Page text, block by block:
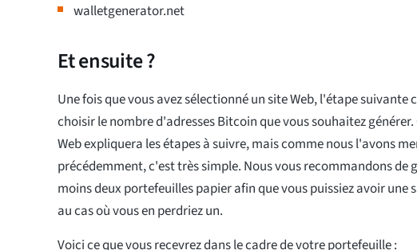
walletgenerator.net
Et ensuite ?
Une fois que vous avez sélectionné un site Web, l'étape suivante
choisir le nombre d'adresses Bitcoin que vous souhaitez
Web expliquera les étapes à suivre, mais comme nous l'avons
précédemment, c'est très simple. Nous vous recommandons de
moins deux portefeuilles papier afin que vous puissiez avoir une
au cas où vous en perdriez un.
Voici ce que vous recevrez dans le cadre de votre portefeuille :